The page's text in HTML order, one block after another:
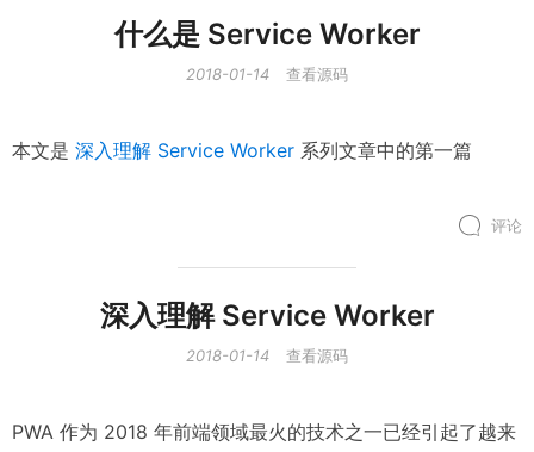
什么是 Service Worker
2018-01-14 查看源码
本文是 深入理解 Service Worker 系列文章中的第一篇
评论
深入理解 Service Worker
2018-01-14 查看源码
PWA 作为 2018 年前端领域最火的技术之一已经引起了越来